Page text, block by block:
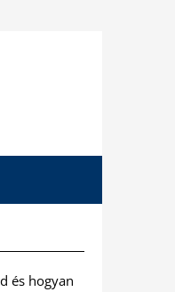
és hogyan